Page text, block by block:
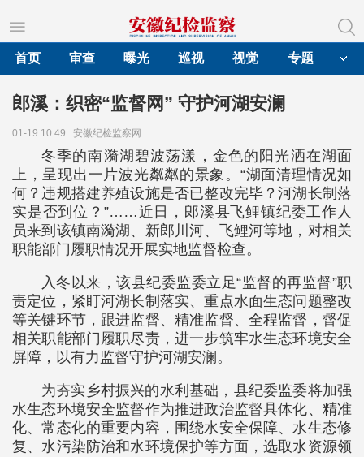
首页
审查 曝光 巡视 视觉 专题
郎溪：织密“监督网” 守护河湖安澜
01-19 10:49 安徽纪检监察网
冬季的南漪湖碧波荡漾，金色的阳光洒在湖面
上，呈现出一片波光粼粼的景象。“湖面清理情况如
何？违规搭建养殖设施是否已整改完毕？河湖长制落
实是否到位？”……近日，郎溪县飞鲤镇纪委工作人
员来到该镇南漪湖、新郎川河、飞鲤河等地，对相关
职能部门履职情况开展实地监督检查。
入冬以来，该县纪委监委立足“监督的再监督”职
责定位，紧盯河湖长制落实、重点水面生态问题整改
等关键环节，跟进监督、精准监督、全程监督，督促
相关职能部门履职尽责，进一步筑牢水生态环境安全
屏障，以有力监督守护河湖安澜。
为夯实乡村振兴的水利基础，县纪委监委将加强
水生态环境安全监督作为推进政治监督具体化、精准
化、常态化的重要内容，围绕水安全保障、水生态修
复、水污染防治和水环境保护等方面，选取水资源领